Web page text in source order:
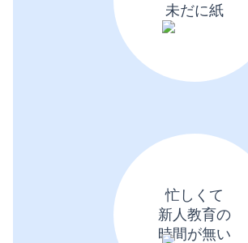
未だに紙
忙しくて
新人教育の
時間が無い